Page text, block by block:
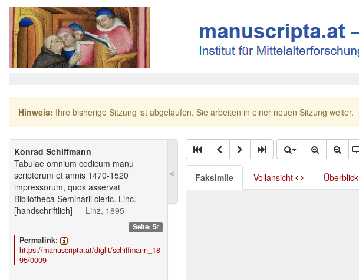
Hinweis: Ihre bisherige Sitzung ist abgelaufen. Sie arbeiten in einer neuen Sitzung weiter.
Konrad Schiffmann
Tabulae omnium codicum manu
scriptorum et annis 1470-1520
impressorum, quos asservat
Bibliotheca Seminarii cleric. Linc.
[handschriftlich] — Linz, 1895
Seite: 5r
Permalink:
https://manuscripta.at/diglit/schiffmann_18
95/0009
Faksimile Vollansicht Überblick